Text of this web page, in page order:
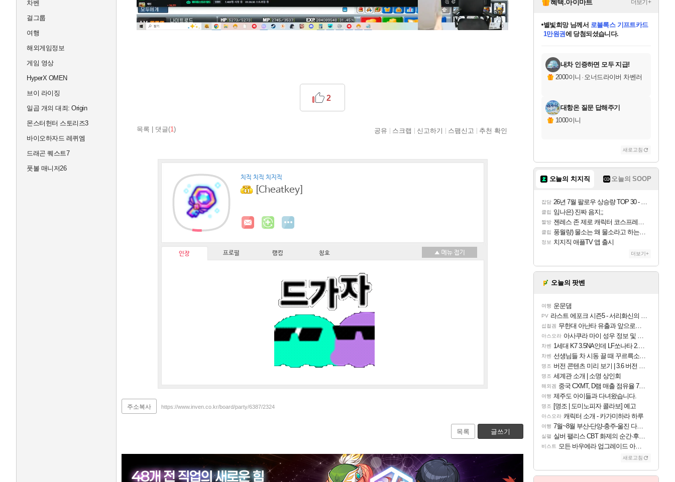
차벤
걸그룹
여행
해외게임정보
게임 영상
HyperX OMEN
브이 라이징
일곱 개의 대죄: Origin
몬스터헌터 스토리즈3
바이오하자드 레퀴엠
드래곤 퀘스트7
풋볼 매니저26
목록 댓글(1)
2
공유 스크랩 신고하기 스팸신고 추천 확인
치직 치직 치지직
[Cheatkey]
인장 프로필 랭킹 칭호
주소복사 https://www.inven.co.kr/board/party/6387/2324
목록 글쓰기
혜택.아이마트 더보기+
교환.
당첨되셨습니다.
당첨되셨습니다.
당첨되셨습니다.
별빛희망님께서 로블록스 기프트카드
1만원권에 당첨되셨습니다.
당첨되셨습니다.
당첨되셨습니다.
당첨되셨습니다.
당첨되셨습니다.
에디션 (스팀코드)를 교환.
당첨되셨습니다.
내차 인증하면 모두 지급!
2000이니 · 오너드라이버 차벤러
대항온 질문 답해주기
1000이니
새로고침
오늘의 치지직 오늘의 SOOP
잡담 26년 7월 팔로우 상승량 TOP 30 - 월간 치지직
클립 임나은) 진짜 음지;;
짤방 젠레스 존 제로 캐릭터 코스프레한 꽁주
클립 풍월량) 물소는 왜 물소라고 하는거야? 아! 그만 ㅋㅋ 알았어 ㅋㅋ
정보 치지직 애플TV 앱 출시
더보기+
오늘의 팟벤
여행 운문댐
PV 라스트 에포크 시즌5 - 서리화신의 분노 티저
섭컬겜 무한대 아난타 유출과 앞으로의 예상 (루머)
아스오라 아사쿠라 마이 성우 정보 및 주요 필모
차벤 1세대 K7 3.5NA인데 LF쏘나타 2.0NA 기변하면 유류비 절약이 얼마나 될까요..?
차벤 선생님들 차 시동 끌 때 꾸르륵소리나는데
명조 버전 콘텐츠 미리 보기 | 3.6 버전 「신기루 속 등불 그림자, 속세에 깃든 검의 결심」이 8월 20일에 업데이트됩니다!
명조 세계관 소개 | 소명 상인회
해외겜 중국 CXMT, D램 매출 점유율 7%…글로벌 4위로 부상
여행 제주도 아이들과 다녀왔습니다.
명조 [명조 | 도미노피자 콜라보] 예고
아스오라 캐릭터 소개 - 카가미하라 하루
여행 7월~8월 부산-단양-충주-울진 다녀왔어요~
실팰 실버 팰리스 CBT 화제의 순간·후기 모음
비스트 모든 바우에라 업그레이드 아이템 획득 위치 공략 (89개)
새로고침